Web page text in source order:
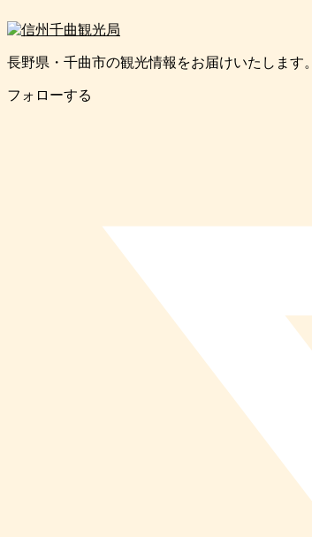
長野県・千曲市の観光情報をお届けいたします。
フォローする